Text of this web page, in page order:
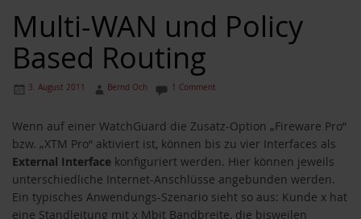
Multi-WAN und Policy
Based Routing
3. August 2011 Bernd Och 1 Comment
Wenn auf einer WatchGuard die Zusatz-Option „Fireware Pro“
bzw. „XTM Pro“ aktiviert ist, können bis zu vier Interfaces als
External Interface konfiguriert werden. Hier können jeweils
unterschiedliche Internet-Anschlüsse angebunden werden.
Ein typisches Anwendungs-Szenario sieht so aus: Kunde x hat
eine Standleitung mit x Mbit Bandbreite, die bisweilen